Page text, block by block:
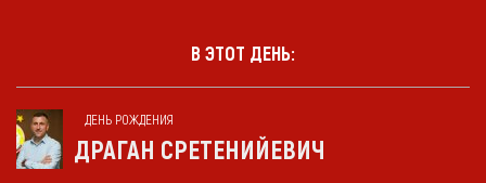
В ЭТОТ ДЕНЬ:
ДЕНЬ РОЖДЕНИЯ
ДРАГАН СРЕТЕНИЙЕВИЧ